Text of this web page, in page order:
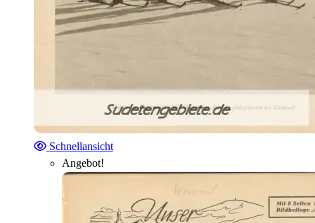
Schnellansicht
Angebot!